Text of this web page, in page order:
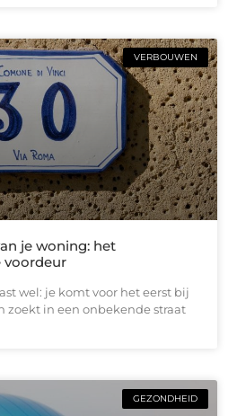
VERBOUWEN
je woning: het
voordeur
wel: je komt voor het eerst bij
zoekt in een onbekende straat
GEZONDHEID